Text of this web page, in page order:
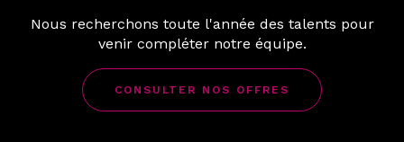
Nous recherchons toute l'année des talents pour
venir compléter notre équipe.
CONSULTER NOS OFFRES